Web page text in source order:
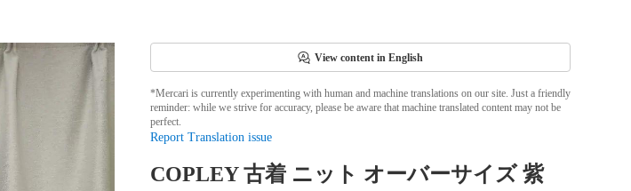
View content in English
*Mercari is currently experimenting with human and machine translations on our site. Just a friendly
reminder: while we strive for accuracy, please be aware that machine translated content may not be
perfect.
Report Translation issue
COPLEY 古着 ニット オーバーサイズ 紫